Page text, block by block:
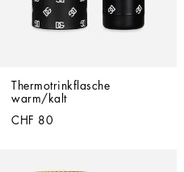
Thermotrinkflasche
warm/kalt
CHF 80